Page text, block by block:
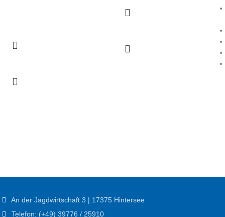
An der Jagdwirtschaft 3 | 17375 Hintersee
Telefon: (+49) 39776 / 25910